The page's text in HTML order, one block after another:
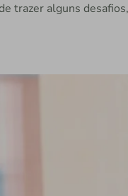
trazer alguns